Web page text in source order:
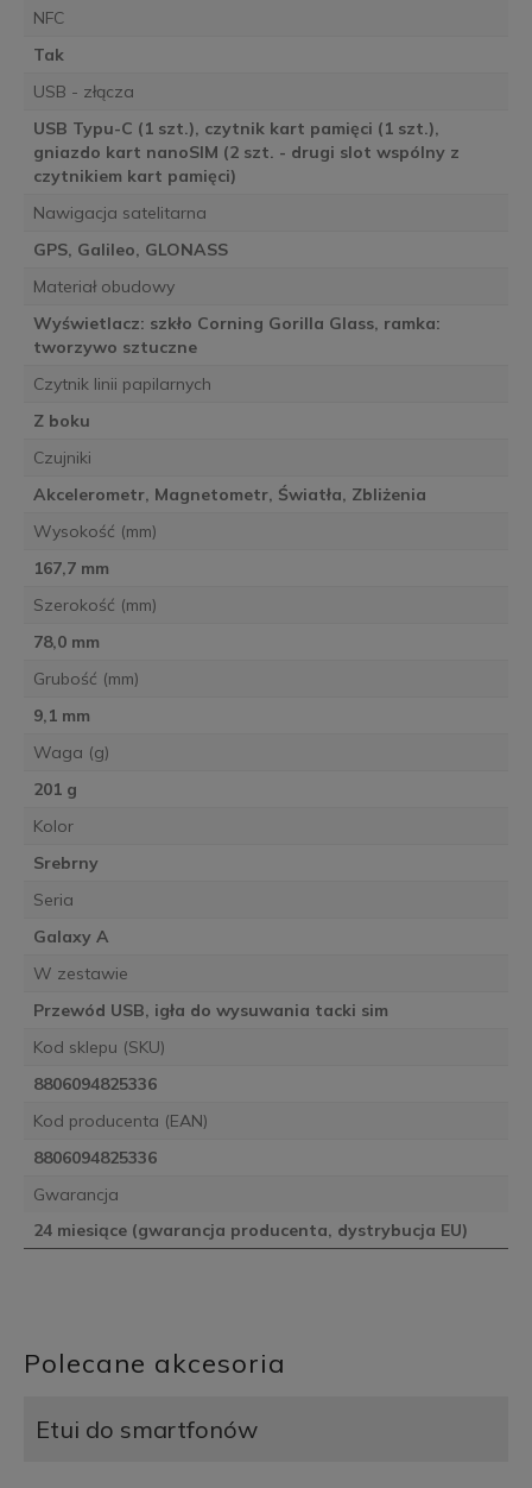
NFC
Tak
USB - złącza
USB Typu-C (1 szt.), czytnik kart pamięci (1 szt.),
gniazdo kart nanoSIM (2 szt. - drugi slot wspólny z
czytnikiem kart pamięci)
Nawigacja satelitarna
GPS, Galileo, GLONASS
Materiał obudowy
Wyświetlacz: szkło Corning Gorilla Glass, ramka:
tworzywo sztuczne
Czytnik linii papilarnych
Z boku
Czujniki
Akcelerometr, Magnetometr, Światła, Zbliżenia
Wysokość (mm)
167,7 mm
Szerokość (mm)
78,0 mm
Grubość (mm)
9,1 mm
Waga (g)
201 g
Kolor
Srebrny
Seria
Galaxy A
W zestawie
Przewód USB, igła do wysuwania tacki sim
Kod sklepu (SKU)
8806094825336
Kod producenta (EAN)
8806094825336
Gwarancja
24 miesiące (gwarancja producenta, dystrybucja EU)
Polecane akcesoria
Etui do smartfonów